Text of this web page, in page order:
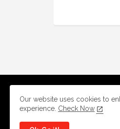
Our website uses cookies to
experience. Check Now